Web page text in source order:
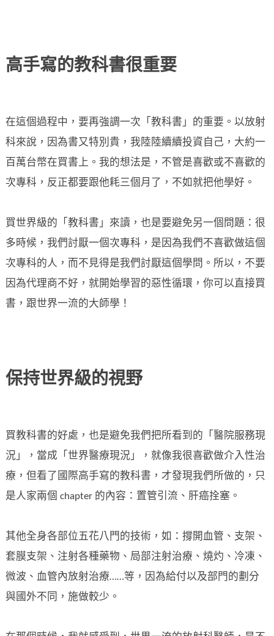
高手寫的教科書很重要
在這個過程中，要再強調一次「教科書」的重要。以放射
科來說，因為書又特別貴，我陸陸續續投資自己，大約一
百萬台幣在買書上。我的想法是，不管是喜歡或不喜歡的
次專科，反正都要跟他耗三個月了，不如就把他學好。
買世界級的「教科書」來讀，也是要避免另一個問題：很
多時候，我們討厭一個次專科，是因為我們不喜歡做這個
次專科的人，而不見得是我們討厭這個學問。所以，不要
因為代理商不好，就開始學習的惡性循環，你可以直接買
書，跟世界一流的大師學！
保持世界級的視野
買教科書的好處，也是避免我們把所看到的「醫院服務現
況」，當成「世界醫療現況」，就像我很喜歡做介入性治
療，但看了國際高手寫的教科書，才發現我們所做的，只
是人家兩個 chapter 的內容：置管引流、肝癌拴塞。
其他全身各部位五花八門的技術，如：撐開血管、支架、
套膜支架、注射各種藥物、局部注射治療、燒灼、冷凍、
微波、血管內放射治療……等，因為給付以及部門的劃分
與國外不同，施做較少。